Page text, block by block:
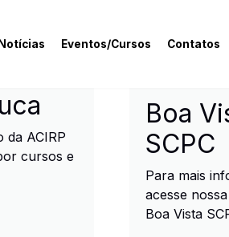
Notícias Eventos/Cursos Contatos
e Industrial
da ACIRP
cursos e
Boa
SCPC
Para mais
acesse
Boa Vista